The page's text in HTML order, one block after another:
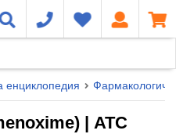
енциклопедия
| ATC